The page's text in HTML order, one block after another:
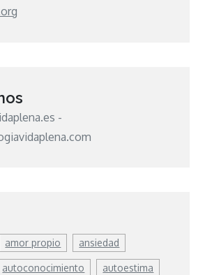
-
amor propio ansiedad
autoconocimiento autoestima